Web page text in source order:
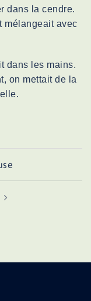
dans la cendre.
mélangeait avec
dans les mains.
on mettait de la